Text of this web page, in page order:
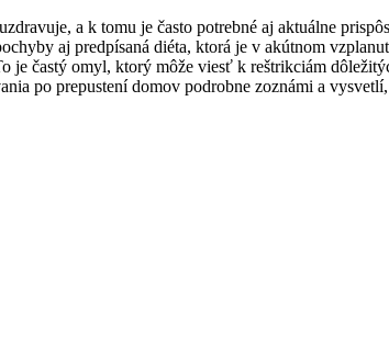
a k tomu je často potrebné aj aktuálne
aj predpísaná diéta, ktorá je v akútnom
je častý omyl, ktorý môže viesť k reštrikciám
po prepustení domov podrobne zoznámi a